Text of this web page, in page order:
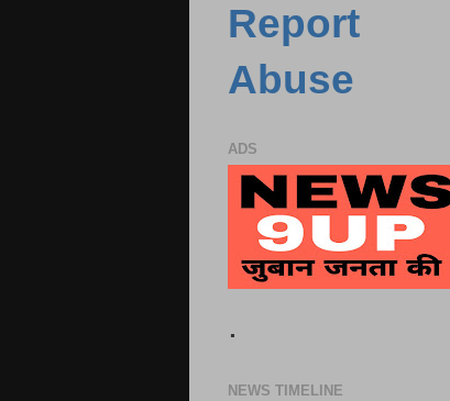
Report
Abuse
ADS
.
NEWS TIMELINE